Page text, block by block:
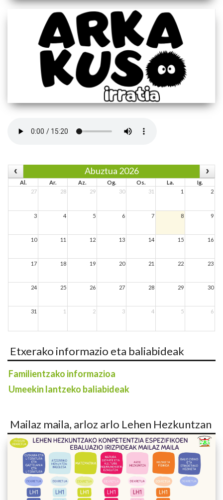
Abuztua 2026
Al. Ar. Az. Og. Os. La.
Ig.
27
28 29 30 31 1 2
3 4 5 6 7 8 9
10 11 12 13 14 15 16
17 18 19 20 21 22 23
24 25 26 27 28 29 30
31 1 2 3 4 5 6
Etxerako informazio eta baliabideak
Familientzako informazioa
Umeekin lantzeko baliabideak
Mailaz maila, arloz arlo Lehen Hezkuntzan